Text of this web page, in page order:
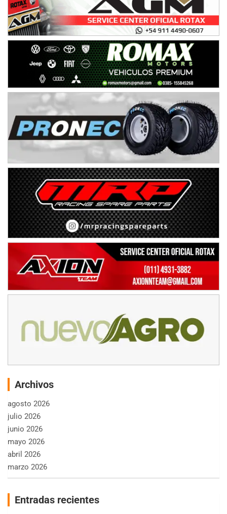
Archivos
agosto 2026
julio 2026
junio 2026
mayo 2026
abril 2026
marzo 2026
Entradas recientes